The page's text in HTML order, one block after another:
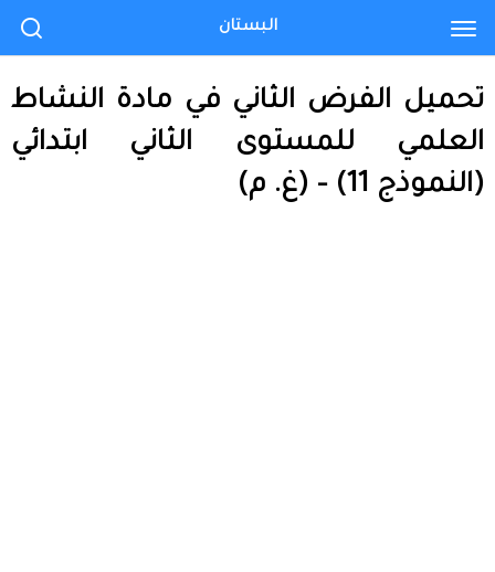
تحميل الفرض الثاني في مادة النشاط
العلمي للمستوى الثاني ابتدائي
(النموذج 11) – (غ. م)
البستان